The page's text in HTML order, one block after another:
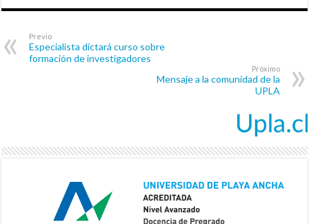
Previo
Especialista dictará curso sobre
formación de investigadores
Próximo
Mensaje a la comunidad de la
UPLA